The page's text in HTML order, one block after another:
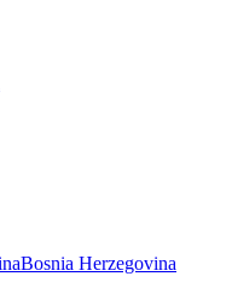
Bosnia Herzegovina